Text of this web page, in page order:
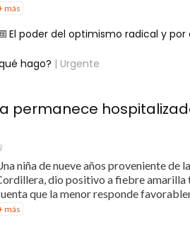
más
El poder del optimismo radical y
hago? | Urgente
permanece
niña de nueve años proveniente
dio positivo a fiebre amarilla
que la menor responde
más